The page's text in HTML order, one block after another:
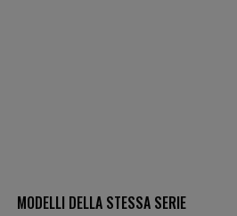
MODELLI DELLA STESSA SERIE